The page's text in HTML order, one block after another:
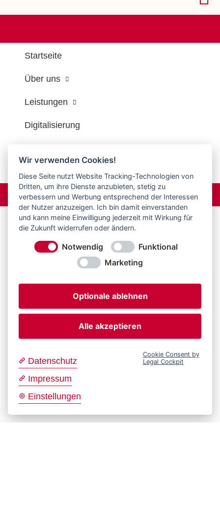
Startseite
Über uns
Leistungen
Digitalisierung
Service & Interessantes
Aktuelles
Karriere
Wir verwenden Cookies!
Diese Seite nutzt Website Tracking-Technologien von
Dritten, um ihre Dienste anzubieten, stetig zu
verbessern und Werbung entsprechend der Interessen
der Nutzer anzuzeigen. Ich bin damit einverstanden
und kann meine Einwilligung jederzeit mit Wirkung für
die Zukunft widerrufen oder ändern.
Notwendig
Funktional
Marketing
Optionale ablehnen
Alle akzeptieren
Datenschutz
Impressum
Einstellungen
Cookie Consent by
Legal Cockpit